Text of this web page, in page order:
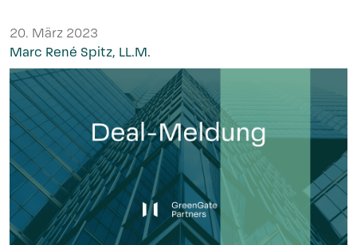
20. März 2023
Marc René Spitz, LL.M.